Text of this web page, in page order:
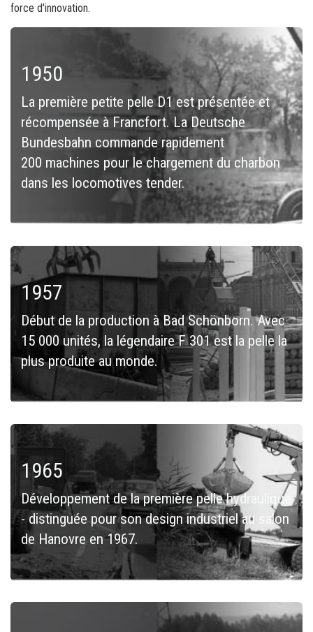
force d'innovation.
1950
La première petite pelle D1 est présentée et
récompensée à Francfort. La Deutsche
Bundesbahn commande rapidement
200 machines pour le chargement du charbon
dans les locomotives tender.
1957
Début de la production à Bad Schönborn. Avec
15 000 unités, la légendaire F 301 est la pelle la
plus produite au monde.
1965
Développement de la première pelle hydraulique
- distinguée pour son design industriel au salon
de Hanovre en 1967.